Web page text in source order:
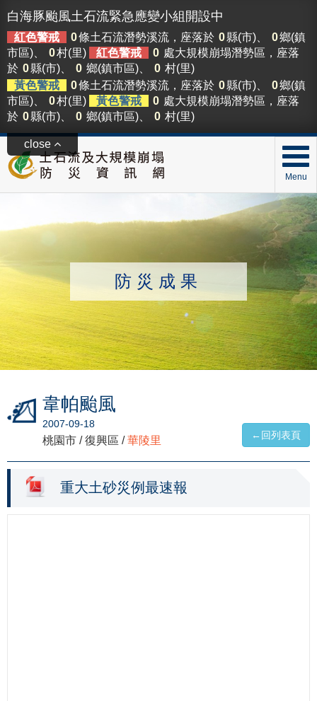
close
白海豚颱風土石流緊急應變小組開設中
紅色警戒 0條土石流潛勢溪流，座落於 0縣(市)、 0鄉(鎮
市區)、
0村(里) 紅色警戒 0 處大規模崩塌潛勢區，座落
於 0縣(市)、 0 鄉(鎮市區)、 0 村(里)
黃色警戒
0條土石流潛勢溪流，座落於 0縣(市)、 0鄉(鎮
市區)、
0村(里) 黃色警戒 0 處大規模崩塌潛勢區，座落
於 0縣(市)、 0 鄉(鎮市區)、 0 村(里)
Menu
防災成果
韋帕颱風
2007-09-18
桃園市 / 復興區 /華陵里 ←回列表頁
重大土砂災例最速報